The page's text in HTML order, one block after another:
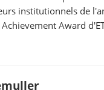
institutionnels de
Award